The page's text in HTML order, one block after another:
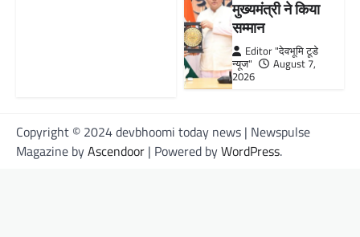
मुख्यमंत्री ने किया
सम्मान
Editor "देवभूमि टूडे
न्यूज"
August 7,
2026
Copyright © 2024 devbhoomi today news | Newspulse
Magazine byAscendoor | Powered byWordPress.